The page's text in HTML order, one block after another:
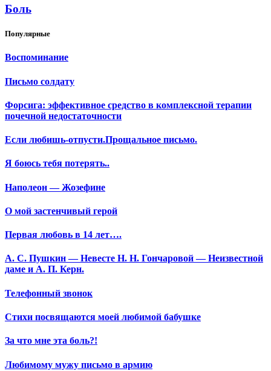
Боль
Популярные
Воспоминание
Письмо солдату
Форсига: эффективное средство в комплексной терапии
почечной недостаточности
Если любишь-отпусти.Прощальное письмо.
Я боюсь тебя потерять..
Наполеон — Жозефине
О мой застенчивый герой
Первая любовь в 14 лет….
А. С. Пушкин — Невесте Н. Н. Гончаровой — Неизвестной
даме и А. П. Керн.
Телефонный звонок
Стихи посвящаются моей любимой бабушке
За что мне эта боль?!
Любимому мужу письмо в армию